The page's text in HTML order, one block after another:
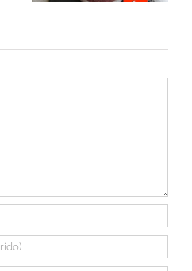
carne de calidad